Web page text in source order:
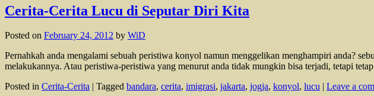
Cerita-Cerita Lucu di Seputar Diri Kita
Posted on February 24, 2012 by WiD
Pernahkah anda mengalami sebuah peristiwa konyol namun menggelikan menghampiri anda?
melakukannya. Atau peristiwa-peristiwa yang menurut anda tidak mungkin bisa terjadi, tetapi
Posted in Cerita-Cerita | Tagged bandara, cerita, imigrasi, jakarta, jogja, konyol, lucu | Leave a